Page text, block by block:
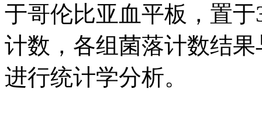
于哥伦比亚血平板，置
计数，各组菌落计数结
进行统计学分析。